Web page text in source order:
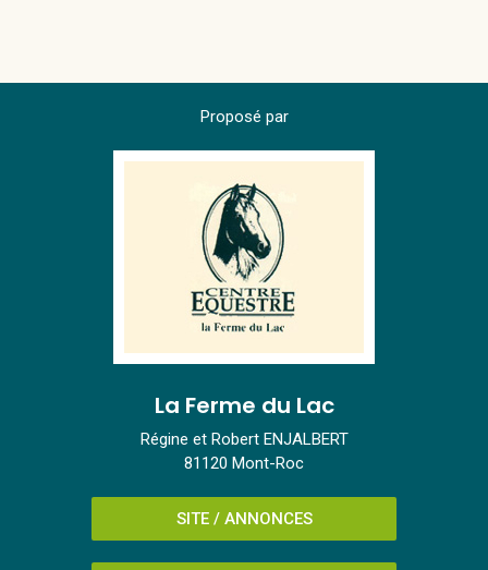
Proposé par
La Ferme du Lac
Régine et Robert ENJALBERT
81120 Mont-Roc
SITE / ANNONCES